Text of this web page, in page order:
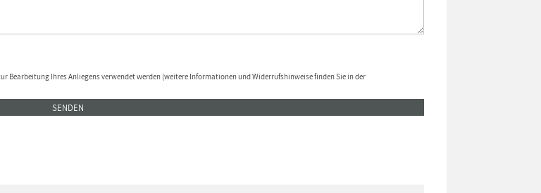
Bearbeitung Ihres Anliegens verwendet werden (weitere Informationen und Widerrufshinweise finden Sie in der
SENDEN